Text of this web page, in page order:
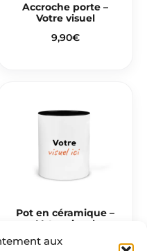
aux
Accroche porte –
Votre visuel
9,90€
Pot en céramique –
Votre visuel
12,50